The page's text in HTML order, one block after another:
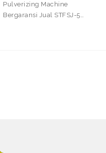
Pulverizing Machine
Bergaransi Jual STFSJ-5…